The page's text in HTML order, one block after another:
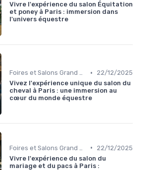
Vivre l'expérience du salon Équitation
et poney à Paris : immersion dans
l'univers équestre
Foires et Salons Grand Public •
22/12/2025
Vivez l'expérience unique du salon du
cheval à Paris : une immersion au
cœur du monde équestre
•
22/12/2025
Vivre l'expérience du salon du
mariage et du pacs à Paris :